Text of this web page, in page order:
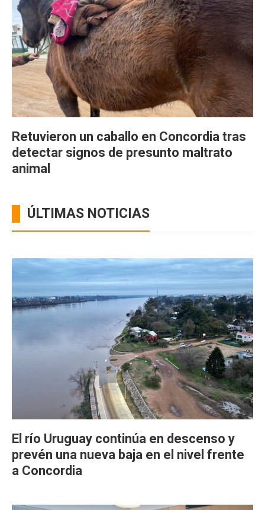
Retuvieron un caballo en Concordia tras
detectar signos de presunto maltrato
animal
ÚLTIMAS NOTICIAS
El río Uruguay continúa en descenso y
prevén una nueva baja en el nivel frente
a Concordia